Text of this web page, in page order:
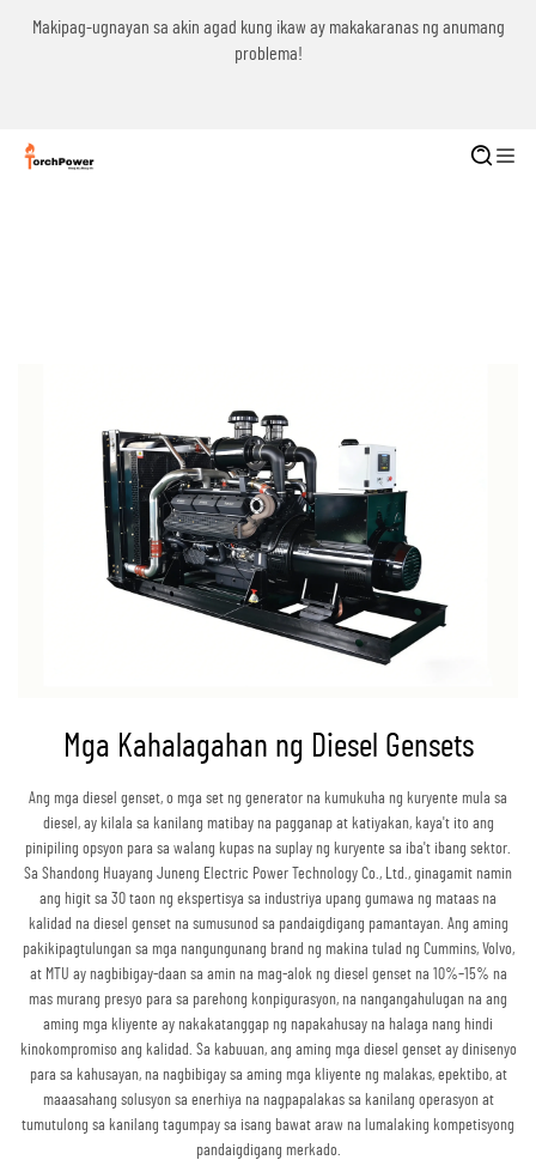
Makipag-ugnayan sa akin agad kung ikaw ay makakaranas ng anumang
problema!
Mga Kahalagahan ng Diesel Gensets
Ang mga diesel genset, o mga set ng generator na kumukuha ng kuryente mula sa
diesel, ay kilala sa kanilang matibay na pagganap at katiyakan, kaya't ito ang
pinipiling opsyon para sa walang kupas na suplay ng kuryente sa iba't ibang sektor.
Sa Shandong Huayang Juneng Electric Power Technology Co., Ltd., ginagamit namin
ang higit sa 30 taon ng ekspertisya sa industriya upang gumawa ng mataas na
kalidad na diesel genset na sumusunod sa pandaigdigang pamantayan. Ang aming
pakikipagtulungan sa mga nangungunang brand ng makina tulad ng Cummins, Volvo,
at MTU ay nagbibigay-daan sa amin na mag-alok ng diesel genset na 10%–15% na
mas murang presyo para sa parehong konpigurasyon, na nangangahulugan na ang
aming mga kliyente ay nakakatanggap ng napakahusay na halaga nang hindi
kinokompromiso ang kalidad. Sa kabuuan, ang aming mga diesel genset ay dinisenyo
para sa kahusayan, na nagbibigay sa aming mga kliyente ng malakas, epektibo, at
maaasahang solusyon sa enerhiya na nagpapalakas sa kanilang operasyon at
tumutulong sa kanilang tagumpay sa isang bawat araw na lumalaking kompetisyong
pandaigdigang merkado.